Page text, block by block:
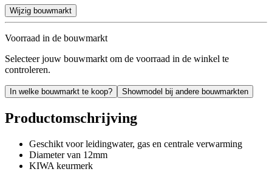
Wijzig bouwmarkt
Voorraad in de bouwmarkt
Selecteer jouw bouwmarkt om de voorraad in de winkel te
controleren.
In welke bouwmarkt te koop? Showmodel bij andere bouwmarkten
Productomschrijving
Geschikt voor leidingwater, gas en centrale verwarming
Diameter van 12mm
KIWA keurmerk